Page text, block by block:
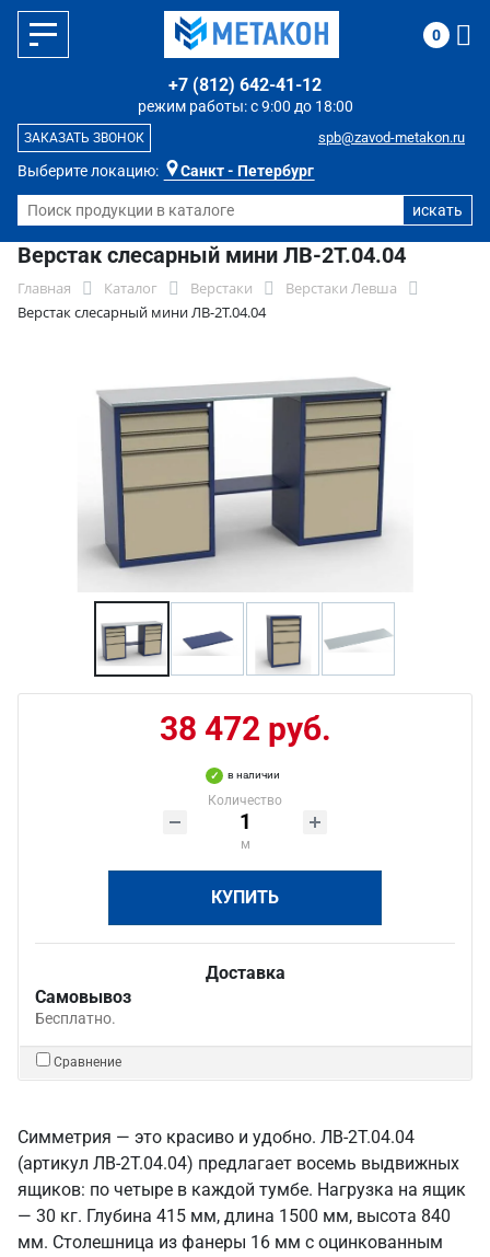
Выберите локацию: Санкт - Петербург
режим работы: с 9:00 до 18:00
+7 (812) 642-41-12
spb@zavod-metakon.ru
ЗАКАЗАТЬ ЗВОНОК
0
Верстак слесарный мини ЛВ-2Т.04.04
Главная Каталог Верстаки
Верстаки Левша
Верстак слесарный мини ЛВ-2Т.04.04
38 472 руб.
в наличии
Количество
м
КУПИТЬ
Доставка
Самовывоз
Бесплатно.
Сравнение
Симметрия — это красиво и удобно. ЛВ-2Т.04.04
(артикул ЛВ-2Т.04.04) предлагает восемь выдвижных
ящиков: по четыре в каждой тумбе. Нагрузка на ящик
— 30 кг. Глубина 415 мм, длина 1500 мм, высота 840
мм. Столешница из фанеры 16 мм с оцинкованным